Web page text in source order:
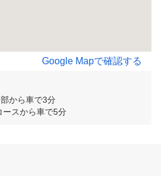
Google Mapで確認する
から車で3分
ースから車で5分